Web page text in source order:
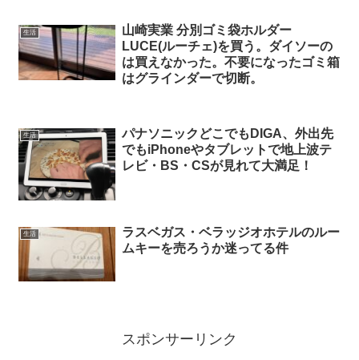
生活
山崎実業 分別ゴミ袋ホルダー
LUCE(ルーチェ)を買う。ダイソーの
は買えなかった。不要になったゴミ箱
はグラインダーで切断。
生活
パナソニックどこでもDIGA、外出先
でもiPhoneやタブレットで地上波テ
レビ・BS・CSが見れて大満足！
生活
ラスベガス・ベラッジオホテルのルー
ムキーを売ろうか迷ってる件
スポンサーリンク